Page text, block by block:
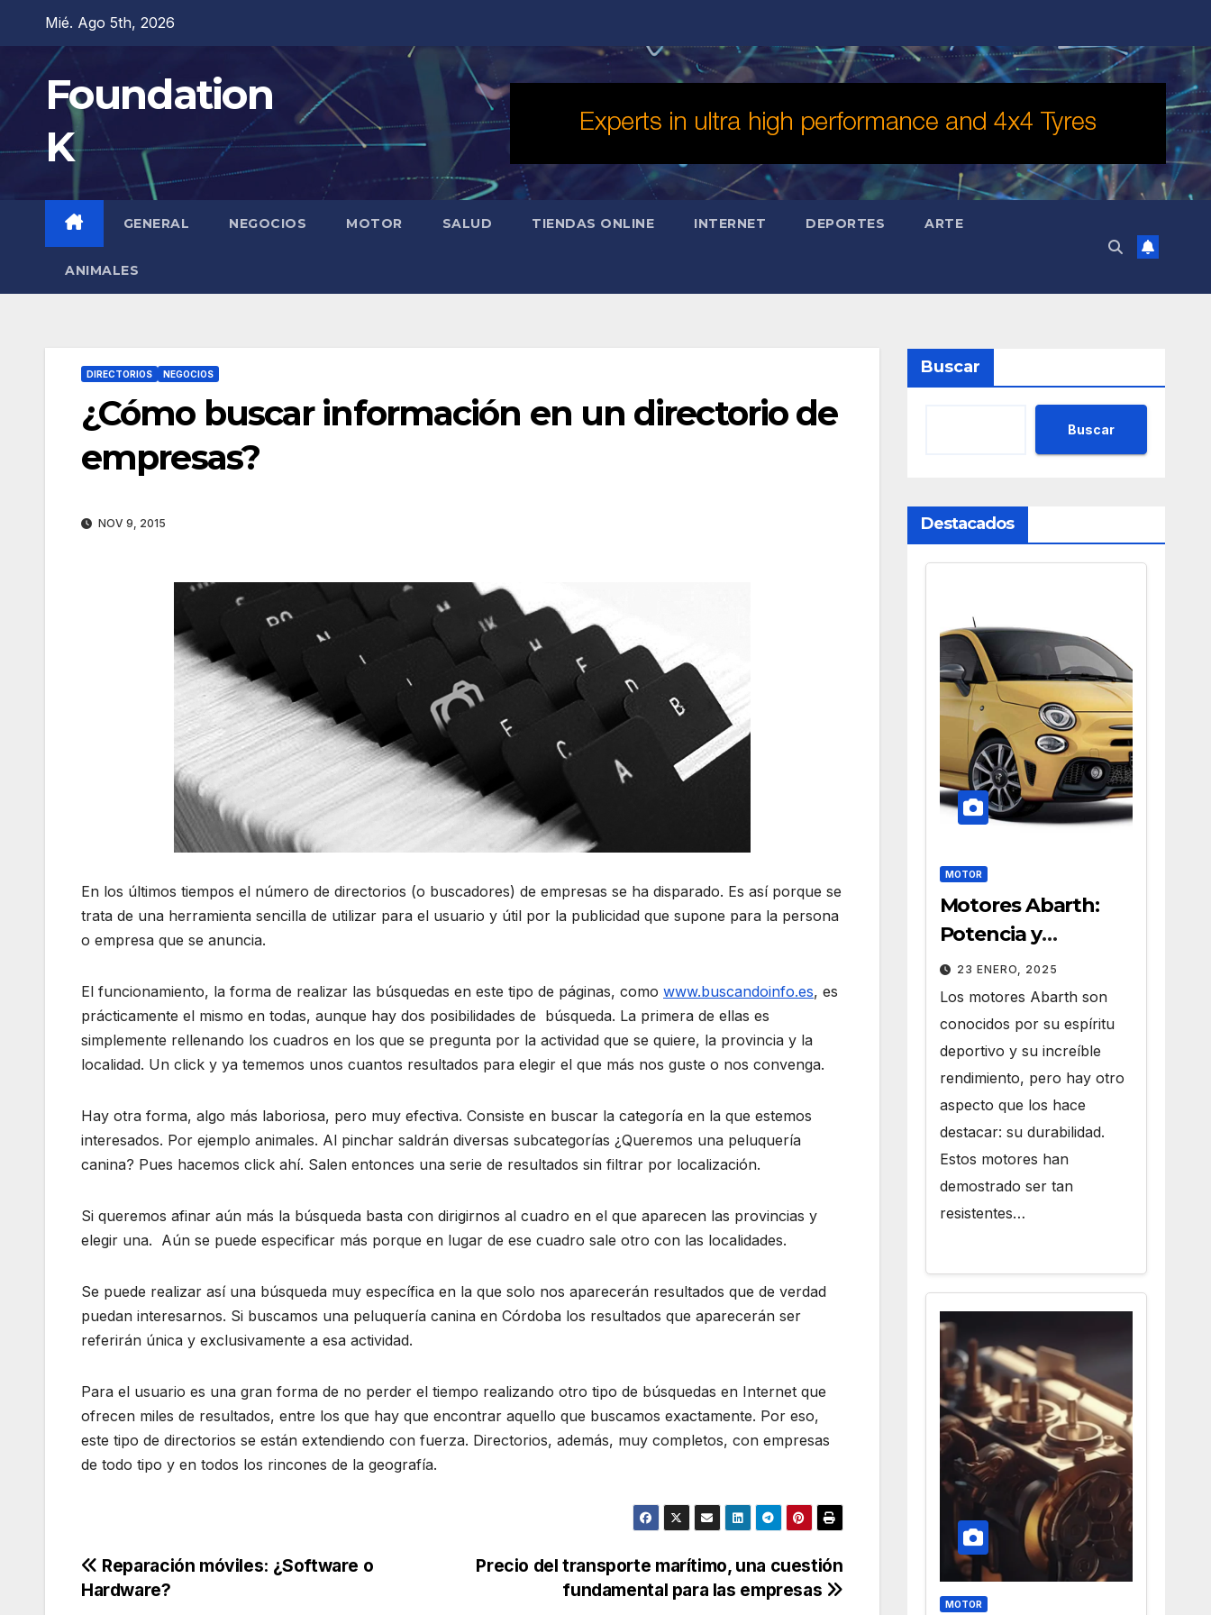
contenido
Mié. Ago 5th, 2026
Foundation
K
GENERAL NEGOCIOS MOTOR SALUD TIENDAS ONLINE INTERNET DEPORTES ARTE
ANIMALES
DIRECTORIOS NEGOCIOS
¿Cómo buscar información en un directorio de
empresas?
NOV 9, 2015
En los últimos tiempos el número de directorios (o buscadores) de empresas se ha disparado. Es así porque se
trata de una herramienta sencilla de utilizar para el usuario y útil por la publicidad que supone para la persona
o empresa que se anuncia.
El funcionamiento, la forma de realizar las búsquedas en este tipo de páginas, como www.buscandoinfo.es, es
prácticamente el mismo en todas, aunque hay dos posibilidades de búsqueda. La primera de ellas es
simplemente rellenando los cuadros en los que se pregunta por la actividad que se quiere, la provincia y la
localidad. Un click y ya tememos unos cuantos resultados para elegir el que más nos guste o nos convenga.
Hay otra forma, algo más laboriosa, pero muy efectiva. Consiste en buscar la categoría en la que estemos
interesados. Por ejemplo animales. Al pinchar saldrán diversas subcategorías ¿Queremos una peluquería
canina? Pues hacemos click ahí. Salen entonces una serie de resultados sin filtrar por localización.
Si queremos afinar aún más la búsqueda basta con dirigirnos al cuadro en el que aparecen las provincias y
elegir una. Aún se puede especificar más porque en lugar de ese cuadro sale otro con las localidades.
Se puede realizar así una búsqueda muy específica en la que solo nos aparecerán resultados que de verdad
puedan interesarnos. Si buscamos una peluquería canina en Córdoba los resultados que aparecerán ser
referirán única y exclusivamente a esa actividad.
Para el usuario es una gran forma de no perder el tiempo realizando otro tipo de búsquedas en Internet que
ofrecen miles de resultados, entre los que hay que encontrar aquello que buscamos exactamente. Por eso,
este tipo de directorios se están extendiendo con fuerza. Directorios, además, muy completos, con empresas
de todo tipo y en todos los rincones de la geografía.
Navegación
Precio del transporte marítimo, una cuestión
fundamental para las empresas
Reparación móviles: ¿Software o
Hardware?
Buscar
Buscar
Destacados
MOTOR
Motores Abarth:
Potencia y
Durabilidad que
Perduran en el
Tiempo
23 ENERO, 2025
Los motores Abarth son
conocidos por su espíritu
deportivo y su increíble
rendimiento, pero hay otro
aspecto que los hace
destacar: su durabilidad.
Estos motores han
demostrado ser tan
resistentes…
MOTOR